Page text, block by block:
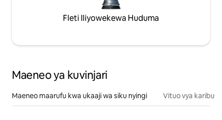
Fleti Iliyowekewa Huduma
Maeneo ya kuvinjari
Maeneo maarufu kwa ukaaji wa siku nyingi Vituo vya karibu